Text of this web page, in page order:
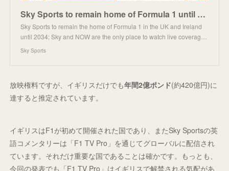
Sky Sports to remain home of Formula 1 until 2034 after five-year extension to exclusive UK and Irel
Sky Sports to remain the home of Formula 1 in the UK and Ireland
until 2034; Sky and NOW are the only place to watch live coverag…
Sky Sports
放映権料ですが、イギリスだけでも年間2億ポンド(約420億円)に
達すると推定されています。
イギリスはF1が初めて開催された国であり、またSky Sportsの英
語コメンタリーは「F1 TV Pro」を通じてグローバルに配信され
ています。それだけ重要な国であることは確かです。もっとも、
今回の発表でも「F1 TV Pro」はイギリスで解禁される気配があ